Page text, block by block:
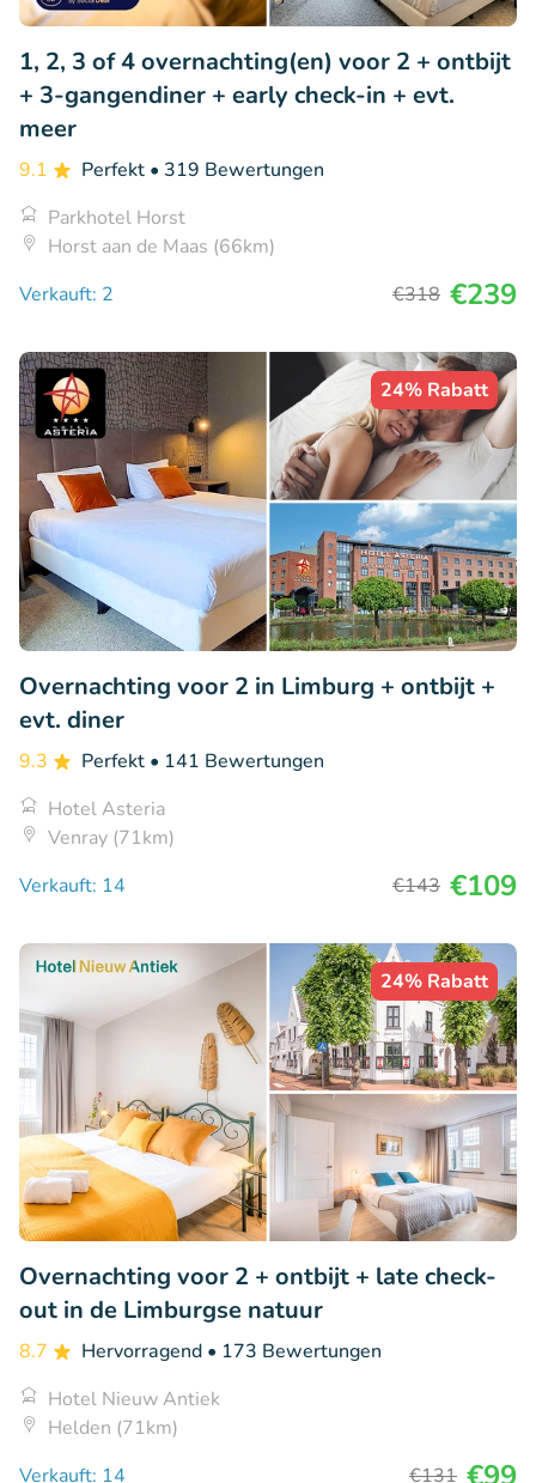
1, 2, 3 of 4 overnachting(en) voor 2 + ontbijt
+ 3-gangendiner + early check-in + evt.
meer
9.1 Perfekt • 319 Bewertungen
Parkhotel Horst
Horst aan de Maas (66km)
Verkauft: 2
€318 €239
24% Rabatt
Overnachting voor 2 in Limburg + ontbijt +
evt. diner
9.3 Perfekt • 141 Bewertungen
Hotel Asteria
Venray (71km)
Verkauft: 14
€143 €109
24% Rabatt
Overnachting voor 2 + ontbijt + late check-
out in de Limburgse natuur
8.7 Hervorragend • 173 Bewertungen
Hotel Nieuw Antiek
Helden (71km)
Verkauft: 14
€131